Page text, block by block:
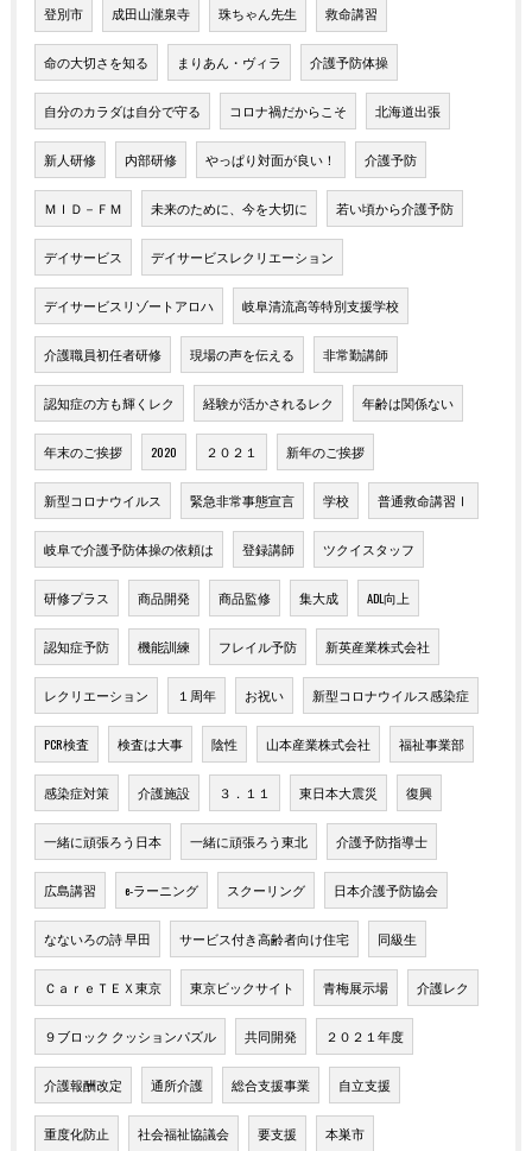
登別市 成田山瀧泉寺 珠ちゃん先生 救命講習
命の大切さを知る まりあん・ヴィラ 介護予防体操
自分のカラダは自分で守る コロナ禍だからこそ 北海道出張
新人研修 内部研修 やっぱり対面が良い！ 介護予防
ＭＩＤ－ＦＭ 未来のために、今を大切に 若い頃から介護予防
デイサービス デイサービスレクリエーション
デイサービスリゾートアロハ 岐阜清流高等特別支援学校
介護職員初任者研修 現場の声を伝える 非常勤講師
認知症の方も輝くレク 経験が活かされるレク 年齢は関係ない
年末のご挨拶 2020 ２０２１ 新年のご挨拶
新型コロナウイルス 緊急非常事態宣言 学校 普通救命講習Ⅰ
岐阜で介護予防体操の依頼は 登録講師 ツクイスタッフ
研修プラス 商品開発 商品監修 集大成 ADL向上
認知症予防 機能訓練 フレイル予防 新英産業株式会社
レクリエーション １周年 お祝い 新型コロナウイルス感染症
PCR検査 検査は大事 陰性 山本産業株式会社 福祉事業部
感染症対策 介護施設 ３．１１ 東日本大震災 復興
一緒に頑張ろう日本 一緒に頑張ろう東北 介護予防指導士
広島講習 e-ラーニング スクーリング 日本介護予防協会
なないろの詩 早田 サービス付き高齢者向け住宅 同級生
ＣａｒｅＴＥＸ東京 東京ビックサイト 青梅展示場 介護レク
９ブロック クッションパズル 共同開発 ２０２１年度
介護報酬改定 通所介護 総合支援事業 自立支援
重度化防止 社会福祉協議会 要支援 本巣市